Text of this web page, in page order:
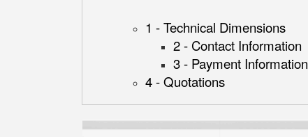
1 - Technical Dimensions
2 - Contact Information
3 - Payment Information
4 - Quotations